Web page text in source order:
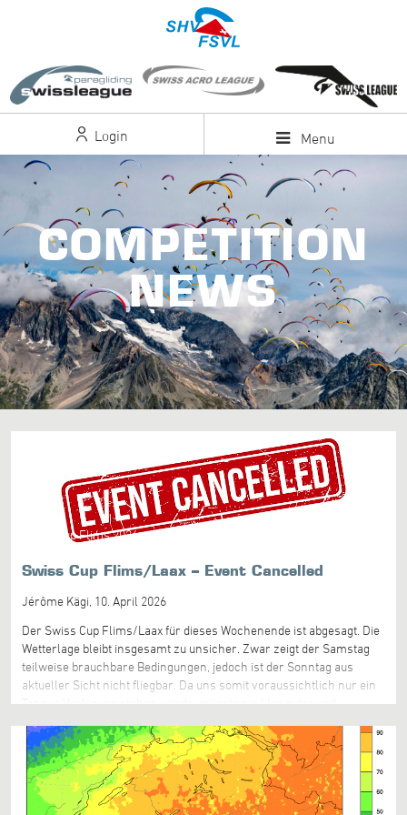
Login Menu
COMPETITION
NEWS
Swiss Cup Flims 2026
Swiss Cup Flims/Laax – Event Cancelled
Jérôme Kägi, 10. April 2026
Der Swiss Cup Flims/Laax für dieses Wochenende ist abgesagt. Die
Wetterlage bleibt insgesamt zu unsicher. Zwar zeigt der Samstag
teilweise brauchbare Bedingungen, jedoch ist der Sonntag aus
aktueller Sicht nicht fliegbar. Da uns somit voraussichtlich nur ein
Tag zur Verfügung stehen würde, müsste ein klar guter und
Prognose nicht ausreichend gegeben. Zusätzlich ist die Anreise für
viele Pilotinnen und Piloten erheblich, weshalb wir den Event leider
absagen müssen. Wir danken allen für das Verständnis und freuen
uns auf die nächsten Events. *** English *** The Swiss Cup
Flims/Laax for this weekend is cancelled. The weather situation